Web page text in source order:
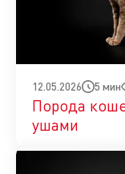
12.05.2026 5 мин
Порода
ушами